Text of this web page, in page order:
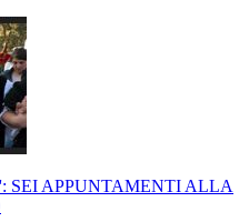
SEI APPUNTAMENTI ALLA